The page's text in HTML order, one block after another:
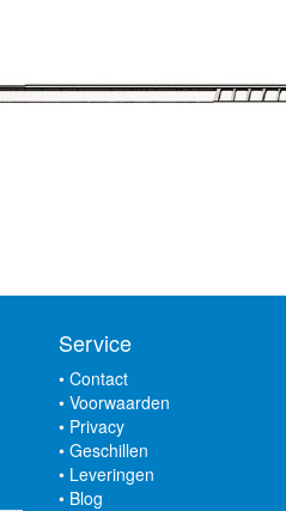
Service
• Contact
• Voorwaarden
• Privacy
• Geschillen
• Leveringen
• Blog